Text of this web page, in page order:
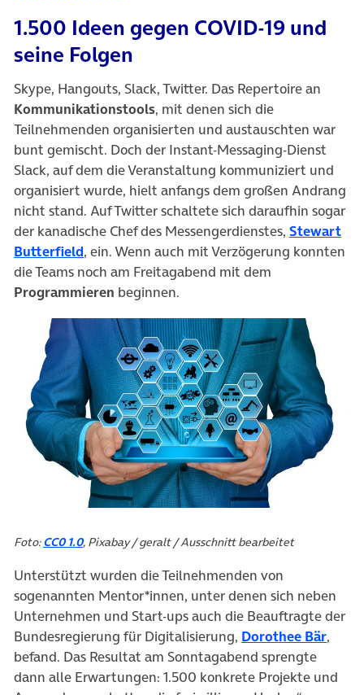
1.500 Ideen gegen COVID-19 und
seine Folgen
Skype, Hangouts, Slack, Twitter. Das Repertoire an
Kommunikationstools, mit denen sich die
Teilnehmenden organisierten und austauschten war
bunt gemischt. Doch der Instant-Messaging-Dienst
Slack, auf dem die Veranstaltung kommuniziert und
organisiert wurde, hielt anfangs dem großen Andrang
nicht stand. Auf Twitter schaltete sich daraufhin sogar
der kanadische Chef des Messengerdienstes, Stewart
Butterfield(öffnet in neuem Tab)
, ein. Wenn auch mit Verzögerung konnten
die Teams noch am Freitagabend mit dem
Programmieren beginnen.
Foto:CC0 1.0, Pixabay / geralt / Ausschnitt bearbeitet
Unterstützt wurden die Teilnehmenden von
sogenannten Mentor*innen, unter denen sich neben
Unternehmen und Start-ups auch die Beauftragte der
Bundesregierung für Digitalisierung, Dorothee Bär,
befand. Das Resultat am Sonntagabend sprengte
dann alle Erwartungen: 1.500 konkrete Projekte und